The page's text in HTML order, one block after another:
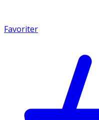
Favoriter